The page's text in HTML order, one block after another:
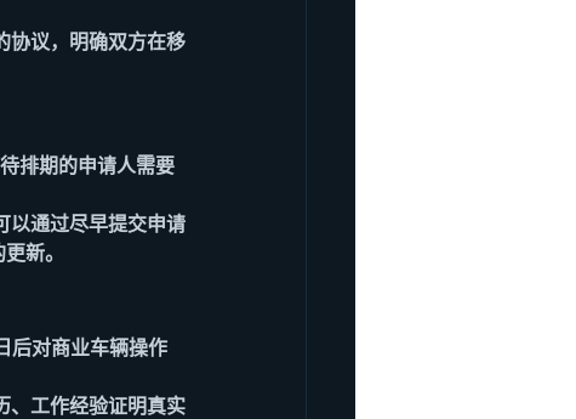
协议，明确双方在移
排期的申请人需要
以通过尽早提交申请
新。
后对商业车辆操作
、工作经验证明真实